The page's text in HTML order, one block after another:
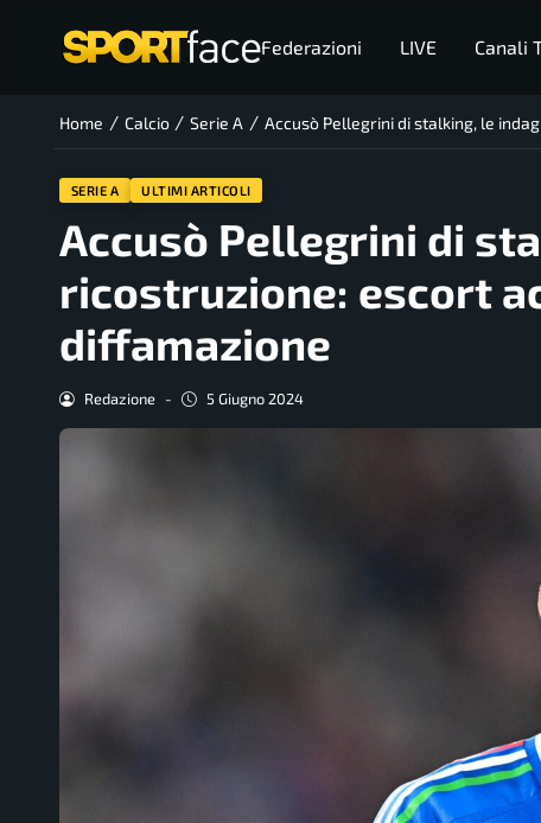
Federazioni LIVE Canali
Home / Calcio / Serie A / Accusò Pellegrini di stalking, le
SERIE A ULTIMI ARTICOLI
Accusò Pellegrini di
ricostruzione: escort
diffamazione
Redazione - 5 Giugno 2024